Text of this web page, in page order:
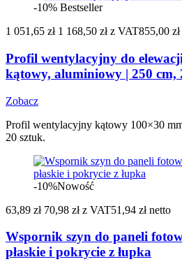
-10% Bestseller
1 051,65 zł 1 168,50 zł z VAT855,00
Profil wentylacyjny do
kątowy, aluminiowy | 250 cm,
Zobacz
Profil wentylacyjny kątowy 100×30
20 sztuk.
-10%Nowość
63,89 zł 70,98 zł z VAT51,94 zł netto
Wspornik szyn do paneli
płaskie i pokrycie z łupka